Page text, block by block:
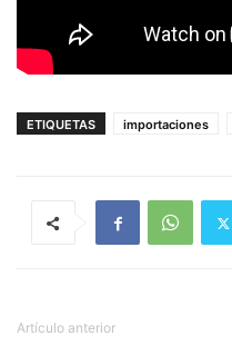
ETIQUETAS importaciones
Artículo anterior